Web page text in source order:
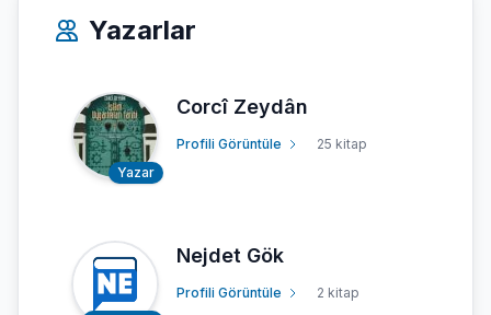
Yazarlar
Yazar
Corcî Zeydân
Profili Görüntüle 25 kitap
Nejdet Gök
Profili Görüntüle 2 kitap